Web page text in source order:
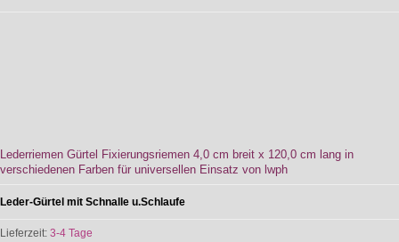
Lederriemen Gürtel Fixierungsriemen 4,0 cm breit x 120,0 cm lang in
verschiedenen Farben für universellen Einsatz von lwph
Leder-Gürtel mit Schnalle u.Schlaufe
Lieferzeit: 3-4 Tage